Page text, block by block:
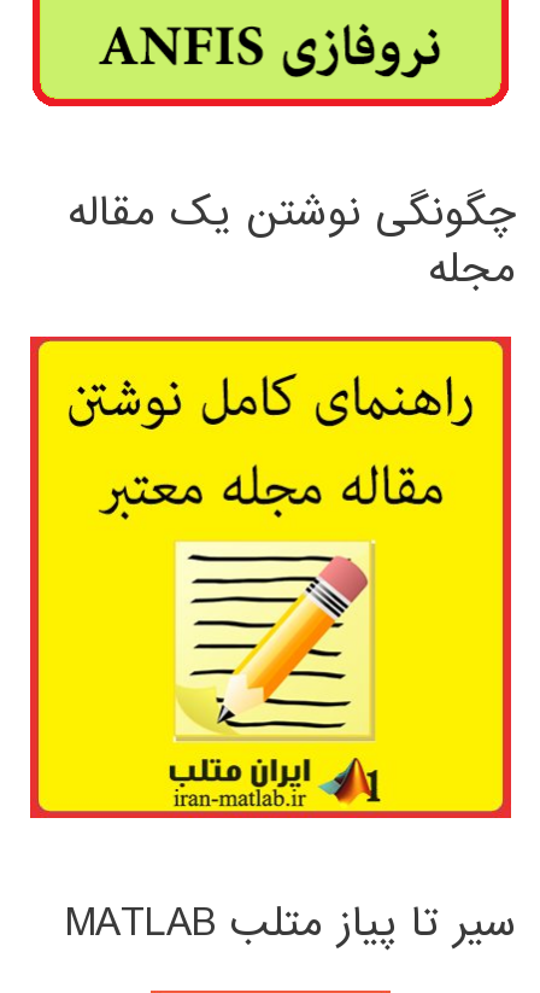
چگونگی نوشتن یک مقاله
مجله
سیر تا پیاز متلب MATLAB